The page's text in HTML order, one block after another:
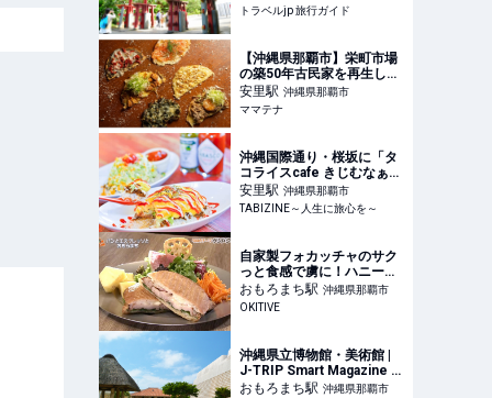
jp 旅行ガイド
トラベルjp 旅行ガイド
【沖縄県那覇市】栄町市場
の築50年古民家を再生した
ピッツェリア誕生！ナポリ
ピッツァと薄皮ピザを提供 |
ママテナ
安里駅 沖縄県那覇市
ママテナ
沖縄国際通り・桜坂に「タ
コライスcafe きじむなぁ」
3月オープン！看板メニュ
ーのオムタコも | TABIZINE
～人生に旅心を～
安里駅 沖縄県那覇市
TABIZINE～人生に旅心を～
自家製フォカッチャのサク
っと食感で虜に！ハニーマ
スタードの極上サンド「パ
ンとエスプレッソとおもろ
おもろまち駅 沖縄県那覇市
OKITIVE
沖縄県立博物館・美術館 |
J-TRIP Smart Magazine 沖
縄
おもろまち駅 沖縄県那覇市